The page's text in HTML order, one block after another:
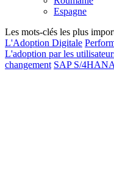
Espagne
Les mots-clés les plus
L'Adoption Digitale
L'adoption par les
changement SAP S/4HANA